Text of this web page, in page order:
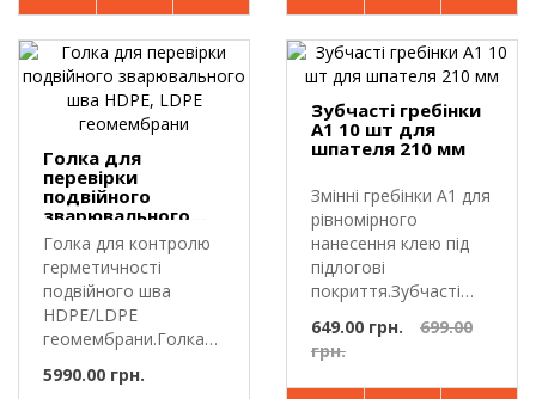
Голка для
перевірки
подвійного
зварювального
шва HDPE, LDPE
геомембрани
Голка для контролю
герметичності
подвійного шва
HDPE/LDPE
геомембрани.Голка
перев..
5990.00 грн.
Зубчасті гребінки
A1 10 шт для
шпателя 210 мм
Змінні гребінки A1 для
рівномірного
нанесення клею під
підлогові
покриття.Зубчасті
649.00 грн.
699.00
грн.